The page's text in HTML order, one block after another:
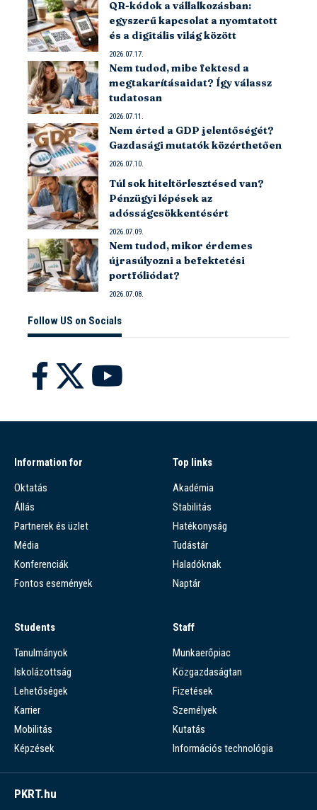
QR-kódok a vállalkozásban:
egyszerű kapcsolat a nyomtatott
és a digitális világ között
2026.07.17.
Nem tudod, mibe fektesd a
megtakarításaidat? Így válassz
tudatosan
2026.07.11.
Nem érted a GDP jelentőségét?
Gazdasági mutatók közérthetően
2026.07.10.
Túl sok hiteltörlesztésed van?
Pénzügyi lépések az
adósságcsökkentésért
2026.07.09.
Nem tudod, mikor érdemes
újrasúlyozni a befektetési
portfóliódat?
2026.07.08.
Follow US on Socials
Information for
Oktatás
Állás
Partnerek és üzlet
Média
Konferenciák
Fontos események
Top links
Akadémia
Stabilitás
Hatékonyság
Tudástár
Haladóknak
Naptár
Students
Tanulmányok
Iskolázottság
Lehetőségek
Karrier
Mobilitás
Képzések
Staff
Munkaerőpiac
Közgazdaságtan
Fizetések
Személyek
Kutatás
Információs technológia
PKRT.hu